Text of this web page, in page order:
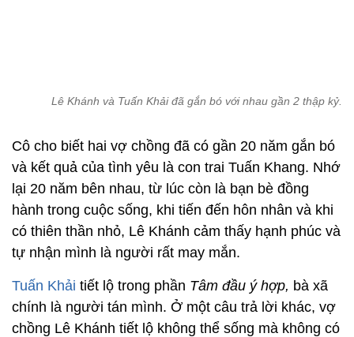
Lê Khánh và Tuấn Khải đã gắn bó với nhau gần 2 thập kỷ.
Cô cho biết hai vợ chồng đã có gần 20 năm gắn bó
và kết quả của tình yêu là con trai Tuấn Khang. Nhớ
lại 20 năm bên nhau, từ lúc còn là bạn bè đồng
hành trong cuộc sống, khi tiến đến hôn nhân và khi
có thiên thần nhỏ, Lê Khánh cảm thấy hạnh phúc và
tự nhận mình là người rất may mắn.
Tuấn Khải tiết lộ trong phần Tâm đầu ý hợp, bà xã
chính là người tán mình. Ở một câu trả lời khác, vợ
chồng Lê Khánh tiết lộ không thể sống mà không có